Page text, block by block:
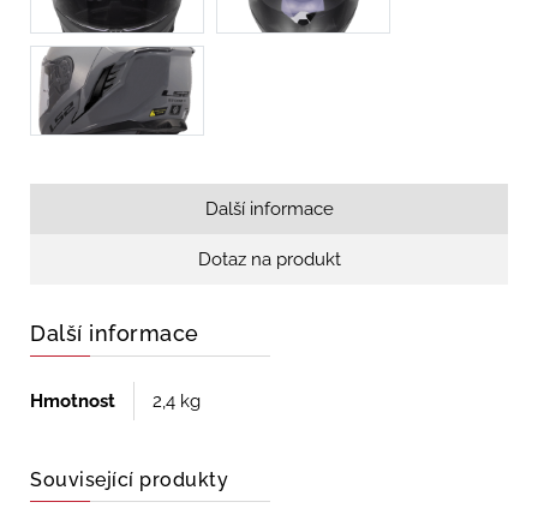
Další informace
Dotaz na produkt
Další informace
Hmotnost 2,4 kg
Související produkty